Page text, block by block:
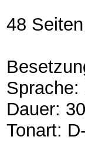
48
Sprache:
Dauer:
Tonart: